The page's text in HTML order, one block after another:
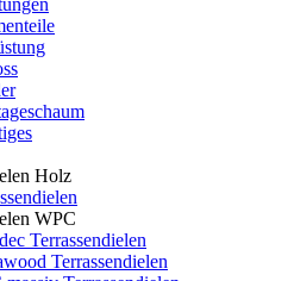
Holz
WPC
Terrassendielen
Terrassendielen